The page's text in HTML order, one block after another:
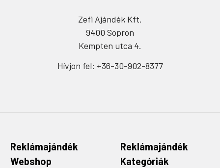
Zefi Ajándék Kft.
9400 Sopron
Kempten utca 4.
Hívjon fel: +36-30-902-8377
Reklámajándék
Webshop
Reklámajándék
Kategóriák